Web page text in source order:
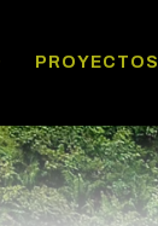
PROYECTOS